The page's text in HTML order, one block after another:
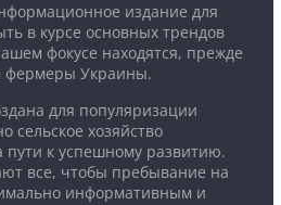
издание для
в курсе основных трендов
фокусе находятся, прежде
фермеры Украины.
для популяризации
сельское хозяйство
пути к успешному развитию.
все, чтобы пребывание на
информативным и